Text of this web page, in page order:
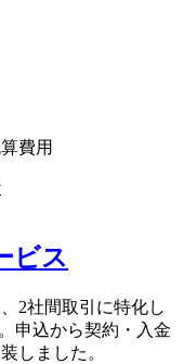
費用
ビス
2社間取引に特化し
申込から契約・入金
しました。